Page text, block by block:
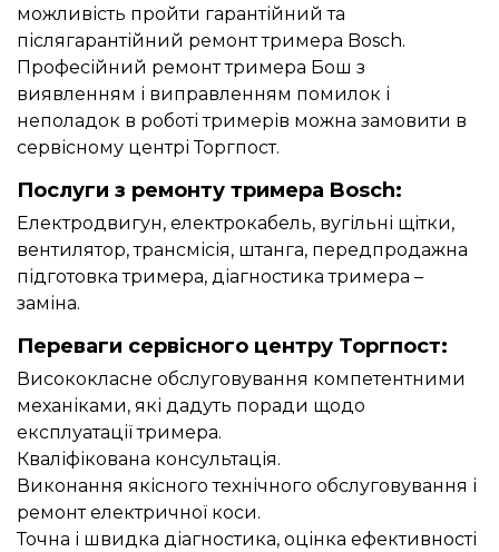
можливість пройти гарантійний та
післягарантійний ремонт тримера Bosch.
Професійний ремонт тримера Бош з
виявленням і виправленням помилок і
неполадок в роботі тримерів можна замовити в
сервісному центрі Торгпост.
Послуги з ремонту тримера Bosch:
Електродвигун, електрокабель, вугільні щітки,
вентилятор, трансмісія, штанга, передпродажна
підготовка тримера, діагностика тримера –
заміна.
Переваги сервісного центру Торгпост:
Висококласне обслуговування компетентними
механіками, які дадуть поради щодо
експлуатації тримера.
Кваліфікована консультація.
Виконання якісного технічного обслуговування і
ремонт електричної коси.
Точна і швидка діагностика, оцінка ефективності